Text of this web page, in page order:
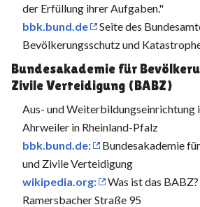
der Erfüllung ihrer Aufgaben."
bbk.bund.de
Seite des
Bevölkerungsschutz und
Bundesakademie für
Zivile Verteidigung (BABZ)
Aus- und Weiterbildungseinrichtung
Ahrweiler in Rheinland-Pfalz
bbk.bund.de:
Bundesakademie
und Zivile Verteidigung
wikipedia.org:
Was ist das BABZ?
Ramersbacher Straße 95